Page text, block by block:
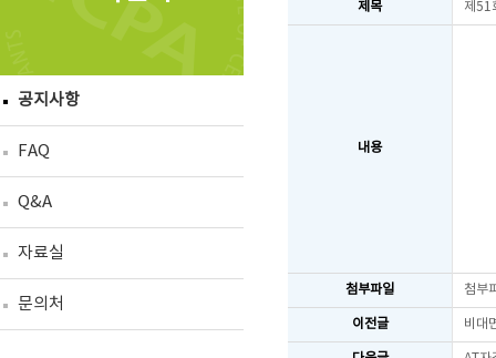
공지사항
FAQ
Q&A
자료실
문의처
제목 제51
내용
첨부파일 첨부
이전글 비대